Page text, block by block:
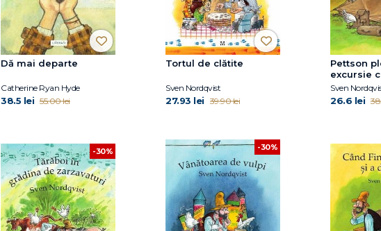
Dă mai departe
Catherine Ryan Hyde
38.5 lei 55.00 lei
Tortul de clătite
Sven Nordqvist
27.93 lei 39.90 lei
Pettson
excursie
Sven
26.6 lei
-30% -30%